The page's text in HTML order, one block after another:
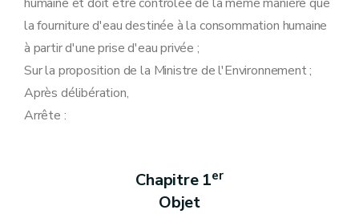
la fourniture d'eau destinée à la consommation humaine
à partir d'une prise d'eau privée ;
Sur la proposition de la Ministre de l'Environnement ;
Après délibération,
Arrête :
Chapitre 1er
Objet